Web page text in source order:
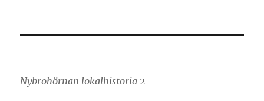
Nybrohörnan lokalhistoria 2